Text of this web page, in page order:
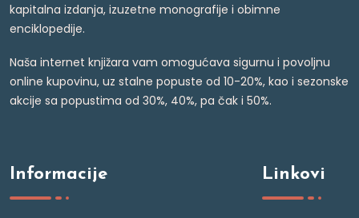
kapitalna izdanja, izuzetne monografije i obimne
enciklopedije.
Naša internet knjižara vam omogućava sigurnu i povoljnu
online kupovinu, uz stalne popuste od 10-20%, kao i sezonske
akcije sa popustima od 30%, 40%, pa čak i 50%.
Informacije Linkovi